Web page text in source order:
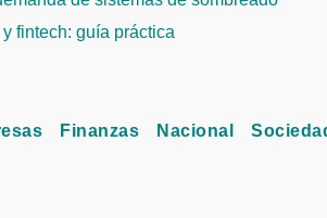
fintech: guía práctica
Finanzas Nacional